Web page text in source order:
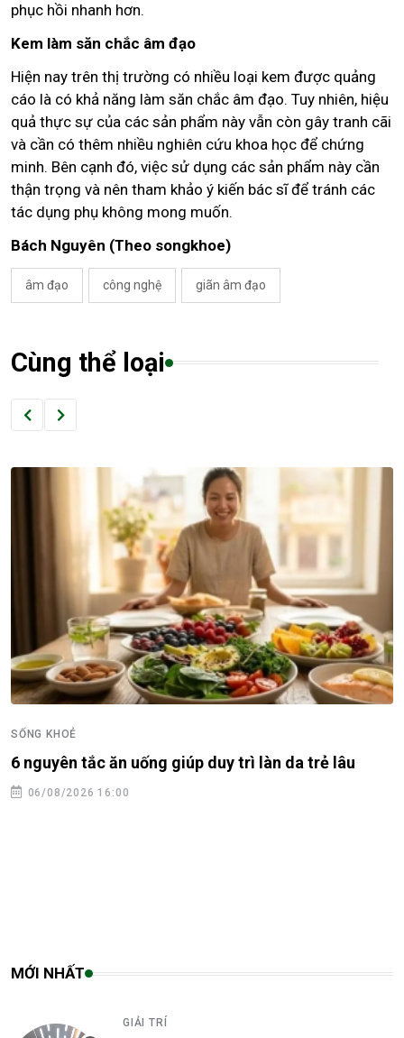
phục hồi nhanh hơn.
Kem làm săn chắc âm đạo
Hiện nay trên thị trường có nhiều loại kem được quảng
cáo là có khả năng làm săn chắc âm đạo. Tuy nhiên, hiệu
quả thực sự của các sản phẩm này vẫn còn gây tranh cãi
và cần có thêm nhiều nghiên cứu khoa học để chứng
minh. Bên cạnh đó, việc sử dụng các sản phẩm này cần
thận trọng và nên tham khảo ý kiến bác sĩ để tránh các
tác dụng phụ không mong muốn.
Bách Nguyên (Theo songkhoe)
âm đạo công nghệ giãn âm đạo
Cùng thể loại
SỐNG KHOẺ
6 nguyên tắc ăn uống giúp duy trì làn da trẻ lâu
06/08/2026 16:00
MỚI NHẤT
GIẢI TRÍ